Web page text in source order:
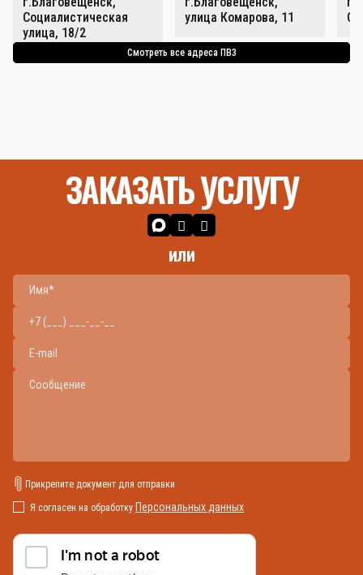
Социалистическая
улица, 18/2
улица Комарова, 11
Смотреть все адреса ПВЗ
ЗАКАЗАТЬ УСЛУГУ
или
Прикрепите документ для отправки
Я согласен на обработку Персональных данных